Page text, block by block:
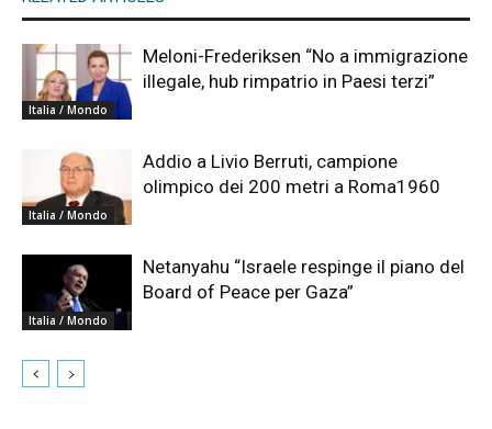
Italia / Mondo
Meloni-Frederiksen “No a immigrazione
illegale, hub rimpatrio in Paesi terzi”
Italia / Mondo
Addio a Livio Berruti, campione
olimpico dei 200 metri a Roma1960
Italia / Mondo
Netanyahu “Israele respinge il piano del
Board of Peace per Gaza”